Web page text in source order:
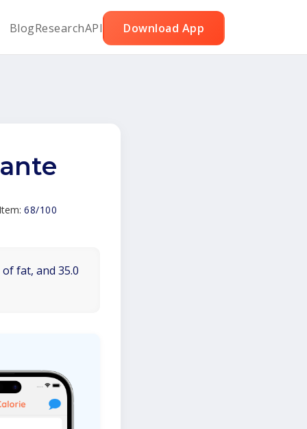
BlogResearchAPI Download App
68/100
fat, and 35.0